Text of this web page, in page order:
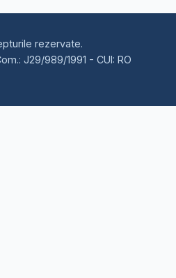
rezervate.
J29/989/1991 - CUI: RO